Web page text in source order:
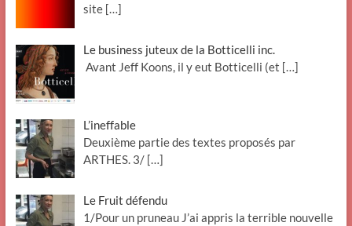
site […]
Le business juteux de la Botticelli inc.
Avant Jeff Koons, il y eut Botticelli (et […]
L’ineffable
Deuxième partie des textes proposés par
ARTHES. 3/ […]
Le Fruit défendu
1/Pour un pruneau J’ai appris la terrible nouvelle